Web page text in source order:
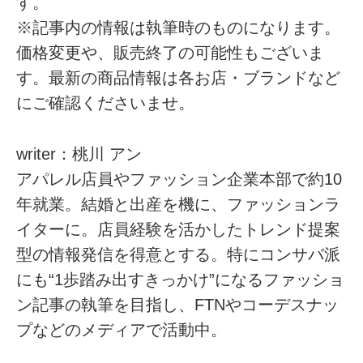
※記事内の情報は執筆時のものになります。
価格変更や、販売終了の可能性もございま
す。最新の商品情報は各お店・ブランドなど
にご確認くださいませ。
writer：桃川 アン
アパレル店員やファッション企業本部で約10
年就業。結婚と出産を機に、ファッションラ
イターに。店員経験を活かしたトレンド提案
型の情報発信を得意とする。特にコンサバ派
にも“1歩踏み出すきっかけ”になるファッショ
ン記事の執筆を目指し、FTNやコーデスナッ
プなどのメディアで活動中。